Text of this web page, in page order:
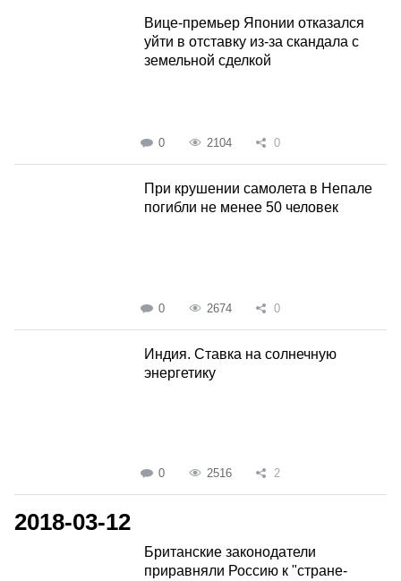
Вице-премьер Японии отказался
уйти в отставку из-за скандала с
земельной сделкой
0 2104 0
При крушении самолета в Непале
погибли не менее 50 человек
0 2674 0
Индия. Ставка на солнечную
энергетику
0 2516 2
2018-03-12
Британские законодатели
приравняли Россию к "стране-